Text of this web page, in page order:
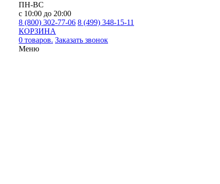
ПН-ВС
с 10:00 до 20:00
8 (800) 302-77-06 8 (499) 348-15-11
КОРЗИНА
0 товаров. Заказать звонок
Меню